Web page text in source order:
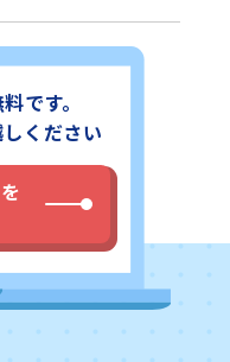
です。
ください